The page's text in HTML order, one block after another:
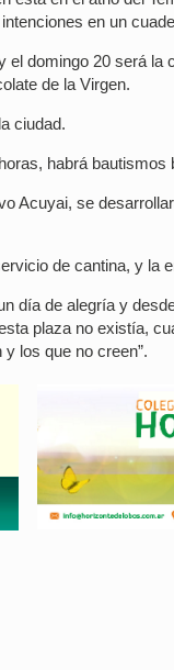
en un
el domingo 20 será
de la Virgen.
ciudad.
habrá
Acuyai, se
de cantina, y la
día de alegría y
plaza no existía,
los que no creen”.